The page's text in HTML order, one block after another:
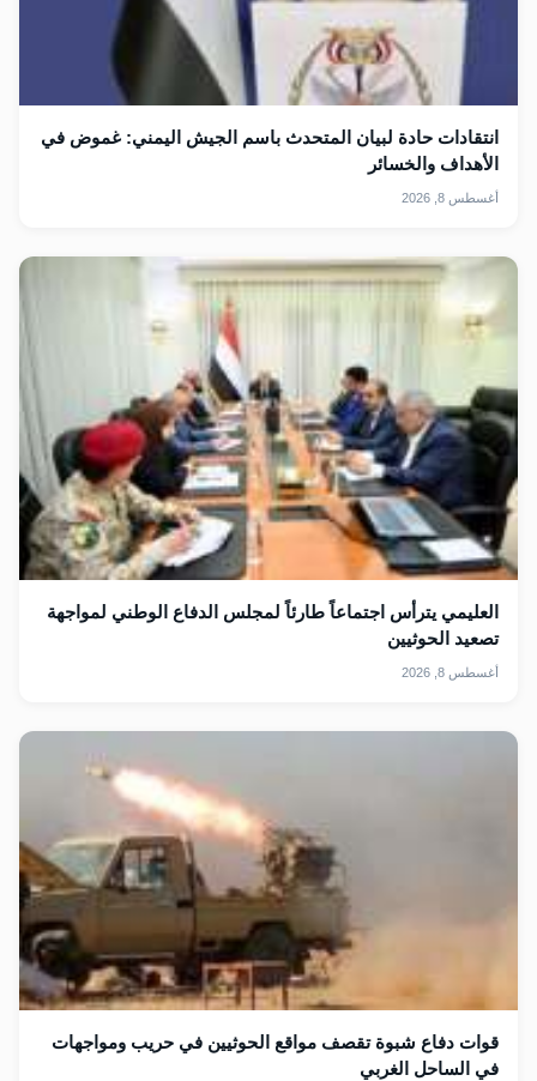
انتقادات حادة لبيان المتحدث باسم الجيش اليمني: غموض في
الأهداف والخسائر
أغسطس 8, 2026
العليمي يترأس اجتماعاً طارئاً لمجلس الدفاع الوطني لمواجهة
تصعيد الحوثيين
أغسطس 8, 2026
قوات دفاع شبوة تقصف مواقع الحوثيين في حريب ومواجهات
في الساحل الغربي